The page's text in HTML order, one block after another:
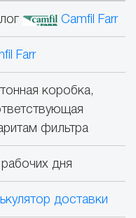
Camfil Farr
Farr
коробка,
фильтра
дня
доставки